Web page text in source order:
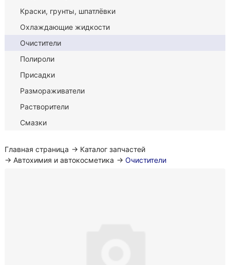
Краски, грунты, шпатлёвки
Охлаждающие жидкости
Очистители
Полироли
Присадки
Размораживатели
Растворители
Смазки
Главная страница → Каталог запчастей
→ Автохимия и автокосметика → Очистители